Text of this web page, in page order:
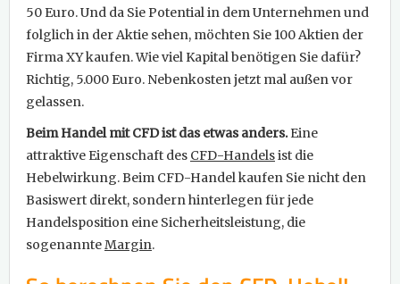
50 Euro. Und da Sie Potential in dem Unternehmen und
folglich in der Aktie sehen, möchten Sie 100 Aktien der
Firma XY kaufen. Wie viel Kapital benötigen Sie dafür?
Richtig, 5.000 Euro. Nebenkosten jetzt mal außen vor
gelassen.
Beim Handel mit CFD ist das etwas anders.Eine
attraktive Eigenschaft des CFD-Handelsist die
Hebelwirkung. Beim CFD-Handel kaufen Sie nicht den
Basiswert direkt, sondern hinterlegen für jede
Handelsposition eine Sicherheitsleistung, die
sogenannteMargin.